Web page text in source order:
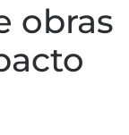
obras